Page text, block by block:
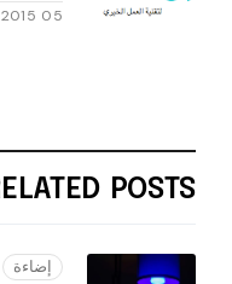
05 April 2015
POSTS
إضاءة